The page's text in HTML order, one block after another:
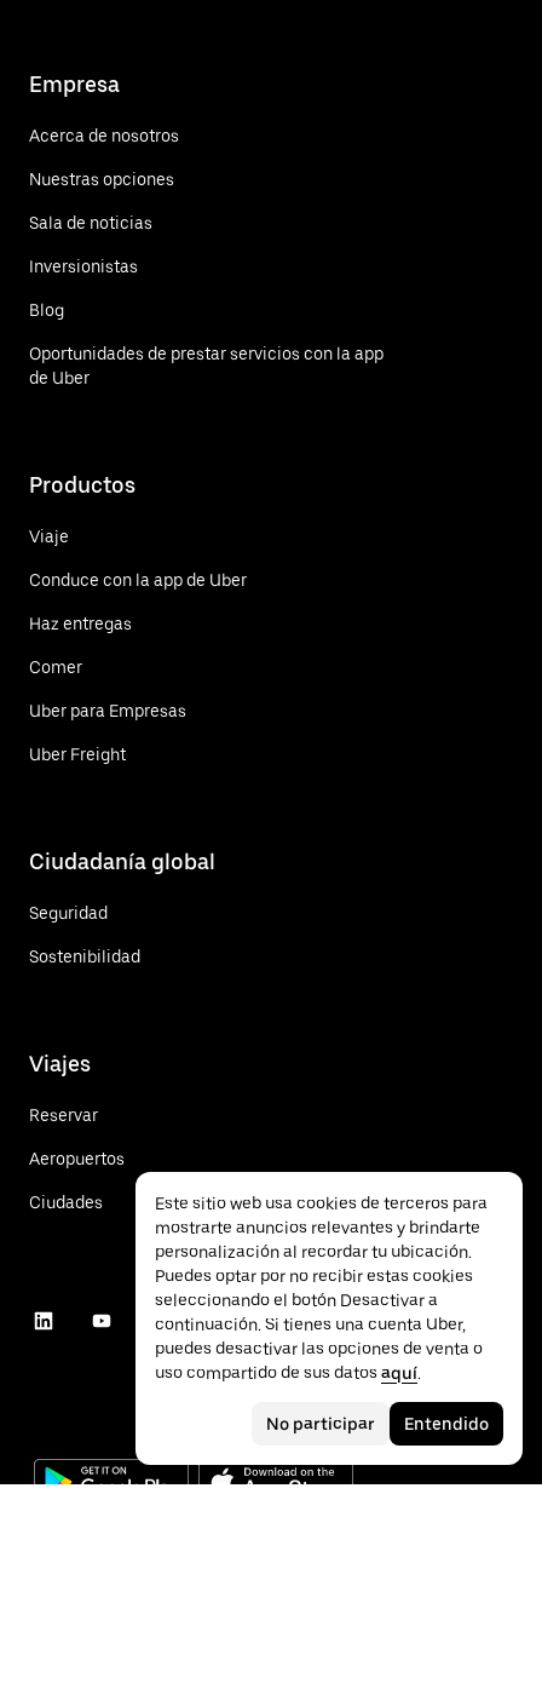
Empresa
Acerca de nosotros
Nuestras opciones
Sala de noticias
Inversionistas
Blog
Oportunidades de prestar servicios con la app
de Uber
Productos
Viaje
Conduce con la app de Uber
Haz entregas
Comer
Uber para Empresas
Uber Freight
Ciudadanía global
Seguridad
Sostenibilidad
Viajes
Reservar
Aeropuertos
Ciudades
Este sitio web usa cookies de terceros para
mostrarte anuncios relevantes y brindarte
personalización al recordar tu ubicación.
Puedes optar por no recibir estas cookies
seleccionando el botón Desactivar a
continuación. Si tienes una cuenta Uber,
puedes desactivar las opciones de venta o
uso compartido de sus datos aquí.
No participar Entendido